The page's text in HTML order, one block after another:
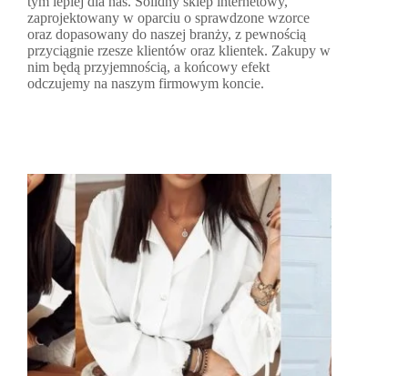
zaprojektowany w oparciu o sprawdzone wzorce
oraz dopasowany do naszej branży, z pewnością
przyciągnie rzesze klientów oraz klientek. Zakupy w
nim będą przyjemnością, a końcowy efekt
odczujemy na naszym firmowym koncie.